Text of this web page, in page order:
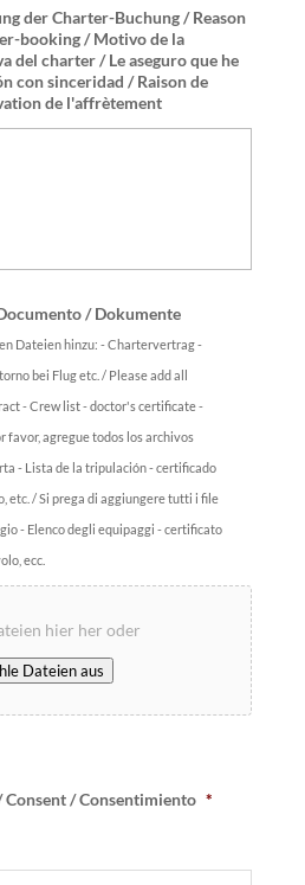
der Charter-Buchung / Reason
booking / Motivo de la
del charter / Le aseguro que he
con sinceridad / Raison de
de l'affrètement
/ Dokumente
Dateien hinzu: - Chartervertrag -
bei Flug etc. / Please add all
- Crew list - doctor's certificate -
agregue todos los archivos
- Lista de la tripulación - certificado
etc. / Si prega di aggiungere tutti i file
- Elenco degli equipaggi - certificato
ecc.
hier her oder
Dateien aus
/ Consentimiento *